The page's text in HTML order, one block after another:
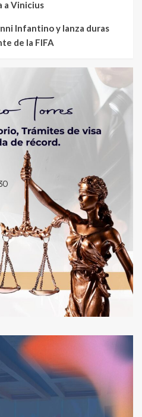
a Vinicius
Infantino y lanza duras
de la FIFA